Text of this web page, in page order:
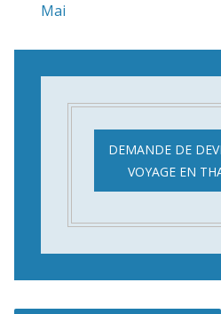
Mai
DEMANDE DE
VOYAGE EN